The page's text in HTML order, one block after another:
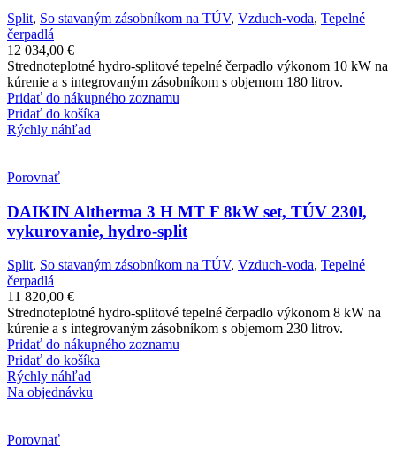
Split, So stavaným zásobníkom na TÚV, Vzduch-voda, Tepelné
čerpadlá
12 034,00 €
Strednoteplotné hydro-splitové tepelné čerpadlo výkonom 10 kW na
kúrenie a s integrovaným zásobníkom s objemom 180 litrov.
Pridať do nákupného zoznamu
Pridať do košíka
Rýchly náhľad
Porovnať
DAIKIN Altherma 3 H MT F 8kW set, TÚV 230l,
vykurovanie, hydro-split
Split, So stavaným zásobníkom na TÚV, Vzduch-voda, Tepelné
čerpadlá
11 820,00 €
Strednoteplotné hydro-splitové tepelné čerpadlo výkonom 8 kW na
kúrenie a s integrovaným zásobníkom s objemom 230 litrov.
Pridať do nákupného zoznamu
Pridať do košíka
Rýchly náhľad
Na objednávku
Porovnať